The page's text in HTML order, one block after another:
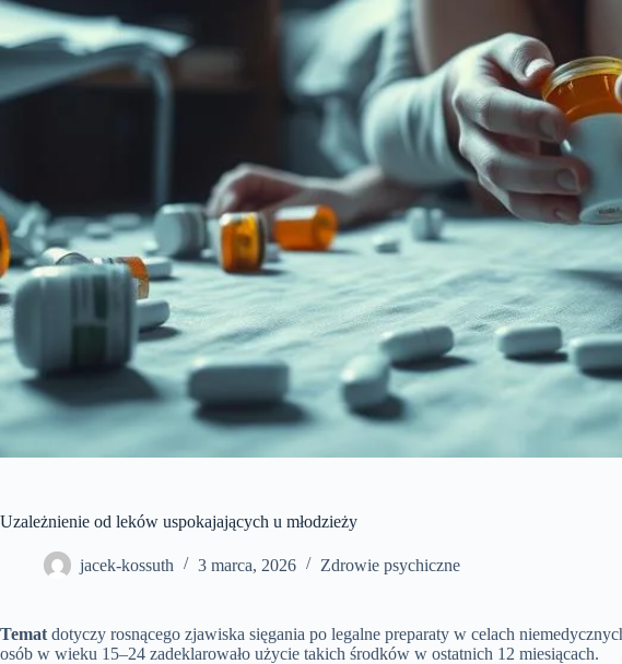
Uzależnienie od leków uspokajających u młodzieży
jacek-kossuth 3 marca, 2026 Zdrowie psychiczne
Temat dotyczy rosnącego zjawiska sięgania po legalne preparaty w celach
osób w wieku 15–24 zadeklarowało użycie takich środków w ostatnich 12 miesiącach.